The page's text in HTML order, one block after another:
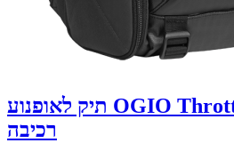
תיק לאופנוע OGIO Throttle Pack אוג'יו תיק
רכיבה